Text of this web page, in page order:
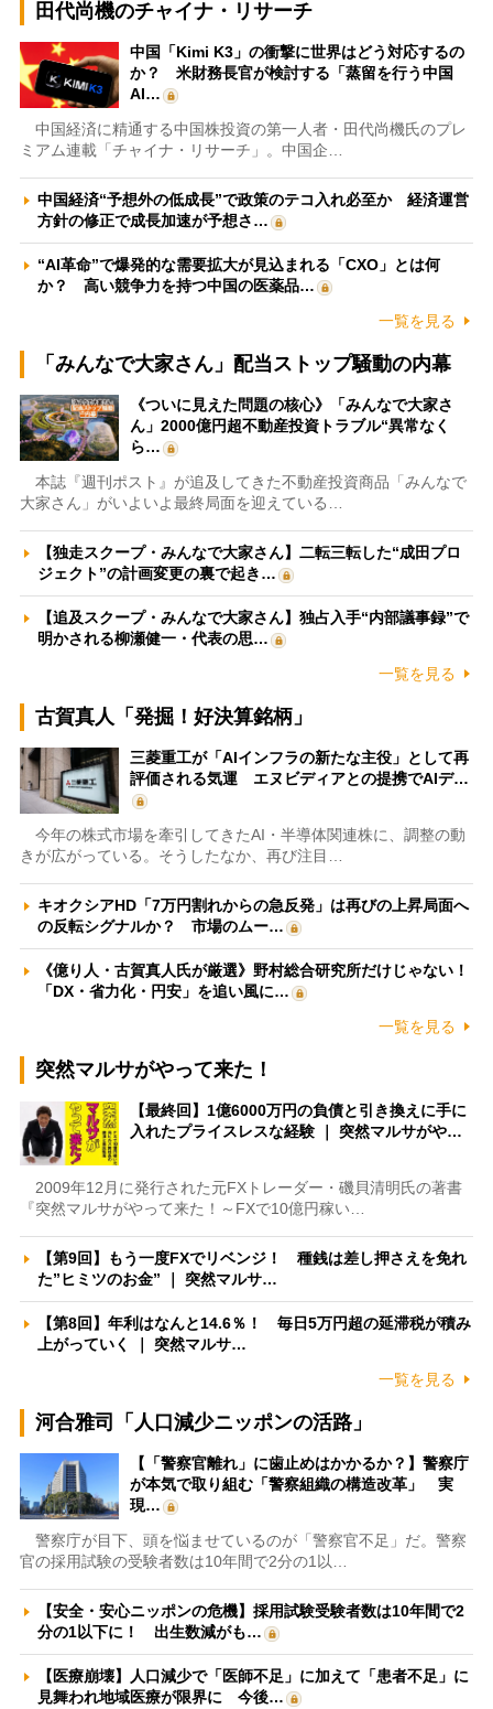
田代尚機のチャイナ・リサーチ
中国「Kimi K3」の衝撃に世界はどう対応するの
か？ 米財務長官が検討する「蒸留を行う中国
AI…
中国経済に精通する中国株投資の第一人者・田代尚機氏のプレ
ミアム連載「チャイナ・リサーチ」。中国企…
中国経済“予想外の低成長”で政策のテコ入れ必至か 経済運営
方針の修正で成長加速が予想さ…
“AI革命”で爆発的な需要拡大が見込まれる「CXO」とは何
か？ 高い競争力を持つ中国の医薬品…
一覧を見る
「みんなで大家さん」配当ストップ騒動の内幕
《ついに見えた問題の核心》「みんなで大家さ
ん」2000億円超不動産投資トラブル“異常なく
ら…
本誌『週刊ポスト』が追及してきた不動産投資商品「みんなで
大家さん」がいよいよ最終局面を迎えている…
【独走スクープ・みんなで大家さん】二転三転した“成田プロ
ジェクト”の計画変更の裏で起き…
【追及スクープ・みんなで大家さん】独占入手“内部議事録”で
明かされる柳瀬健一・代表の思…
一覧を見る
古賀真人「発掘！好決算銘柄」
三菱重工が「AIインフラの新たな主役」として再
評価される気運 エヌビディアとの提携でAIデ…
今年の株式市場を牽引してきたAI・半導体関連株に、調整の動
きが広がっている。そうしたなか、再び注目…
キオクシアHD「7万円割れからの急反発」は再びの上昇局面へ
の反転シグナルか？ 市場のムー…
《億り人・古賀真人氏が厳選》野村総合研究所だけじゃない！
「DX・省力化・円安」を追い風に…
一覧を見る
突然マルサがやって来た！
【最終回】1億6000万円の負債と引き換えに手に
入れたプライスレスな経験 ｜ 突然マルサがや…
2009年12月に発行された元FXトレーダー・磯貝清明氏の著書
『突然マルサがやって来た！～FXで10億円稼い…
【第9回】もう一度FXでリベンジ！ 種銭は差し押さえを免れ
た”ヒミツのお金” ｜ 突然マルサ…
【第8回】年利はなんと14.6％！ 毎日5万円超の延滞税が積み
上がっていく ｜ 突然マルサ…
一覧を見る
河合雅司「人口減少ニッポンの活路」
【「警察官離れ」に歯止めはかかるか？】警察庁
が本気で取り組む「警察組織の構造改革」 実
現…
警察庁が目下、頭を悩ませているのが「警察官不足」だ。警察
官の採用試験の受験者数は10年間で2分の1以…
【安全・安心ニッポンの危機】採用試験受験者数は10年間で2
分の1以下に！ 出生数減がも…
【医療崩壊】人口減少で「医師不足」に加えて「患者不足」に
見舞われ地域医療が限界に 今後…